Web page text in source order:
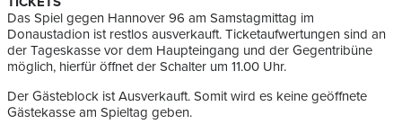
Das Spiel gegen Hannover 96 am Samstagmittag im
Donaustadion ist restlos ausverkauft. Ticketaufwertungen sind an
der Tageskasse vor dem Haupteingang und der Gegentribüne
möglich, hierfür öffnet der Schalter um 11.00 Uhr.
Der Gästeblock ist Ausverkauft. Somit wird es keine geöffnete
Gästekasse am Spieltag geben.